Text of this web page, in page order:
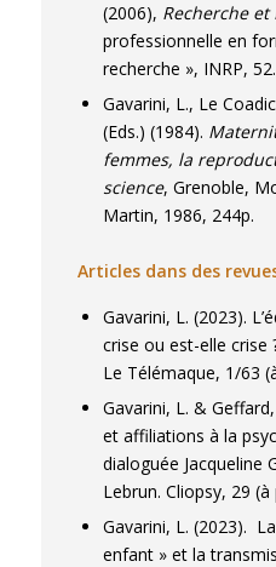
Mes travaux plus
2000) ont porté sur la
médicalement assistée
l’évolution socio-
représentations de
sur le phénomène de
l’abus sexuel; sur les
comportementales
procréation et de la
intergénérationnelles
(2006), Recherche et
professionnelle en
recherche », INRP, 52.
Gavarini, L., Le
(Eds.) (1984).
femmes, la
science, Grenoble,
Martin, 1986, 244p.
Articles dans des
Gavarini, L. (2023).
crise ou est-elle crise
Le Télémaque, 1/63
Gavarini, L. &
et affiliations à la
dialoguée Jacqueline
Lebrun. Cliopsy, 29 (à
Gavarini, L. (2023).
enfant » et la